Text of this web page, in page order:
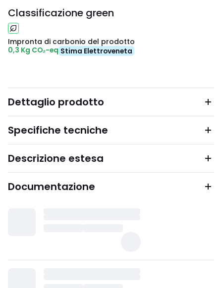
Classificazione green
Impronta di carbonio del prodotto
0,3 Kg CO₂-eq Stima Elettroveneta
Dettaglio prodotto
Specifiche tecniche
Descrizione estesa
Documentazione